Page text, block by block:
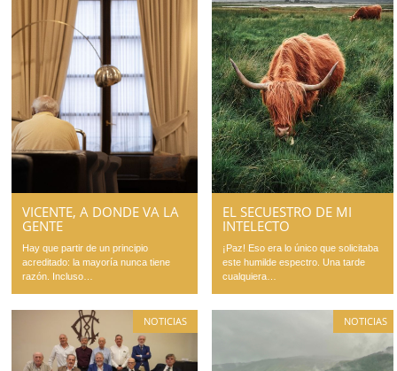
VICENTE, A DONDE VA LA
GENTE
Hay que partir de un principio
acreditado: la mayoría nunca tiene
razón. Incluso…
EL SECUESTRO DE MI
INTELECTO
¡Paz! Eso era lo único que solicitaba
este humilde espectro. Una tarde
cualquiera…
NOTICIAS NOTICIAS